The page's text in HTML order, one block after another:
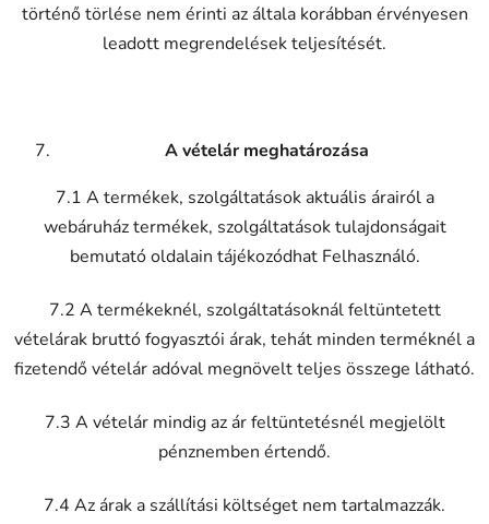
történő törlése nem érinti az általa korábban érvényesen
leadott megrendelések teljesítését.
A vételár meghatározása
7.1 A termékek, szolgáltatások aktuális árairól a
webáruház termékek, szolgáltatások tulajdonságait
bemutató oldalain tájékozódhat Felhasználó.
7.2 A termékeknél, szolgáltatásoknál feltüntetett
vételárak bruttó fogyasztói árak, tehát minden terméknél a
fizetendő vételár adóval megnövelt teljes összege látható.
7.3 A vételár mindig az ár feltüntetésnél megjelölt
pénznemben értendő.
7.4 Az árak a szállítási költséget nem tartalmazzák.